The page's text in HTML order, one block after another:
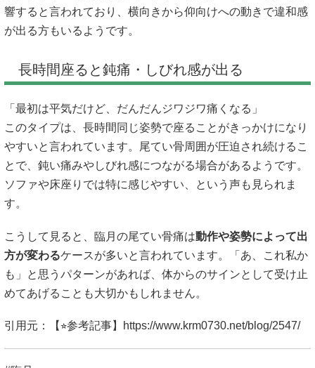
響すると言われており、横向きから仰向けへの動きで違和感
が出る方もいるようです。
長時間座ると鈍痛・しびれ感が出る
「最初は平気だけど、だんだんジワジワ痛くなる」
このタイプは、長時間同じ姿勢で座ることがきっかけになり
やすいと言われています。尾てい骨周囲が圧迫され続けるこ
とで、鈍い痛みやしびれ感につながる場合があるようです。
ソファや床座りでは特に感じやすい、という声も見られま
す。
こうして見ると、臨月の尾てい骨痛は動作や姿勢によって出
方が変わるケースが多いと言われています。「あ、これ私か
も」と思うパターンがあれば、体からのサインとして受け止
めてあげることも大切かもしれません。
引用元：【⭐︎参考記事】 https://www.krm0730.net/blog/2547/